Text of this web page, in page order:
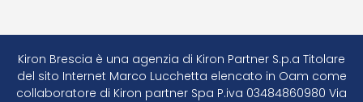
o
k
-
f
Kiron Brescia è una agenzia di Kiron Partner S.p.a Titolare
del sito Internet Marco Lucchetta elencato in Oam come
collaboratore di Kiron partner Spa P.iva 03484860980 Via